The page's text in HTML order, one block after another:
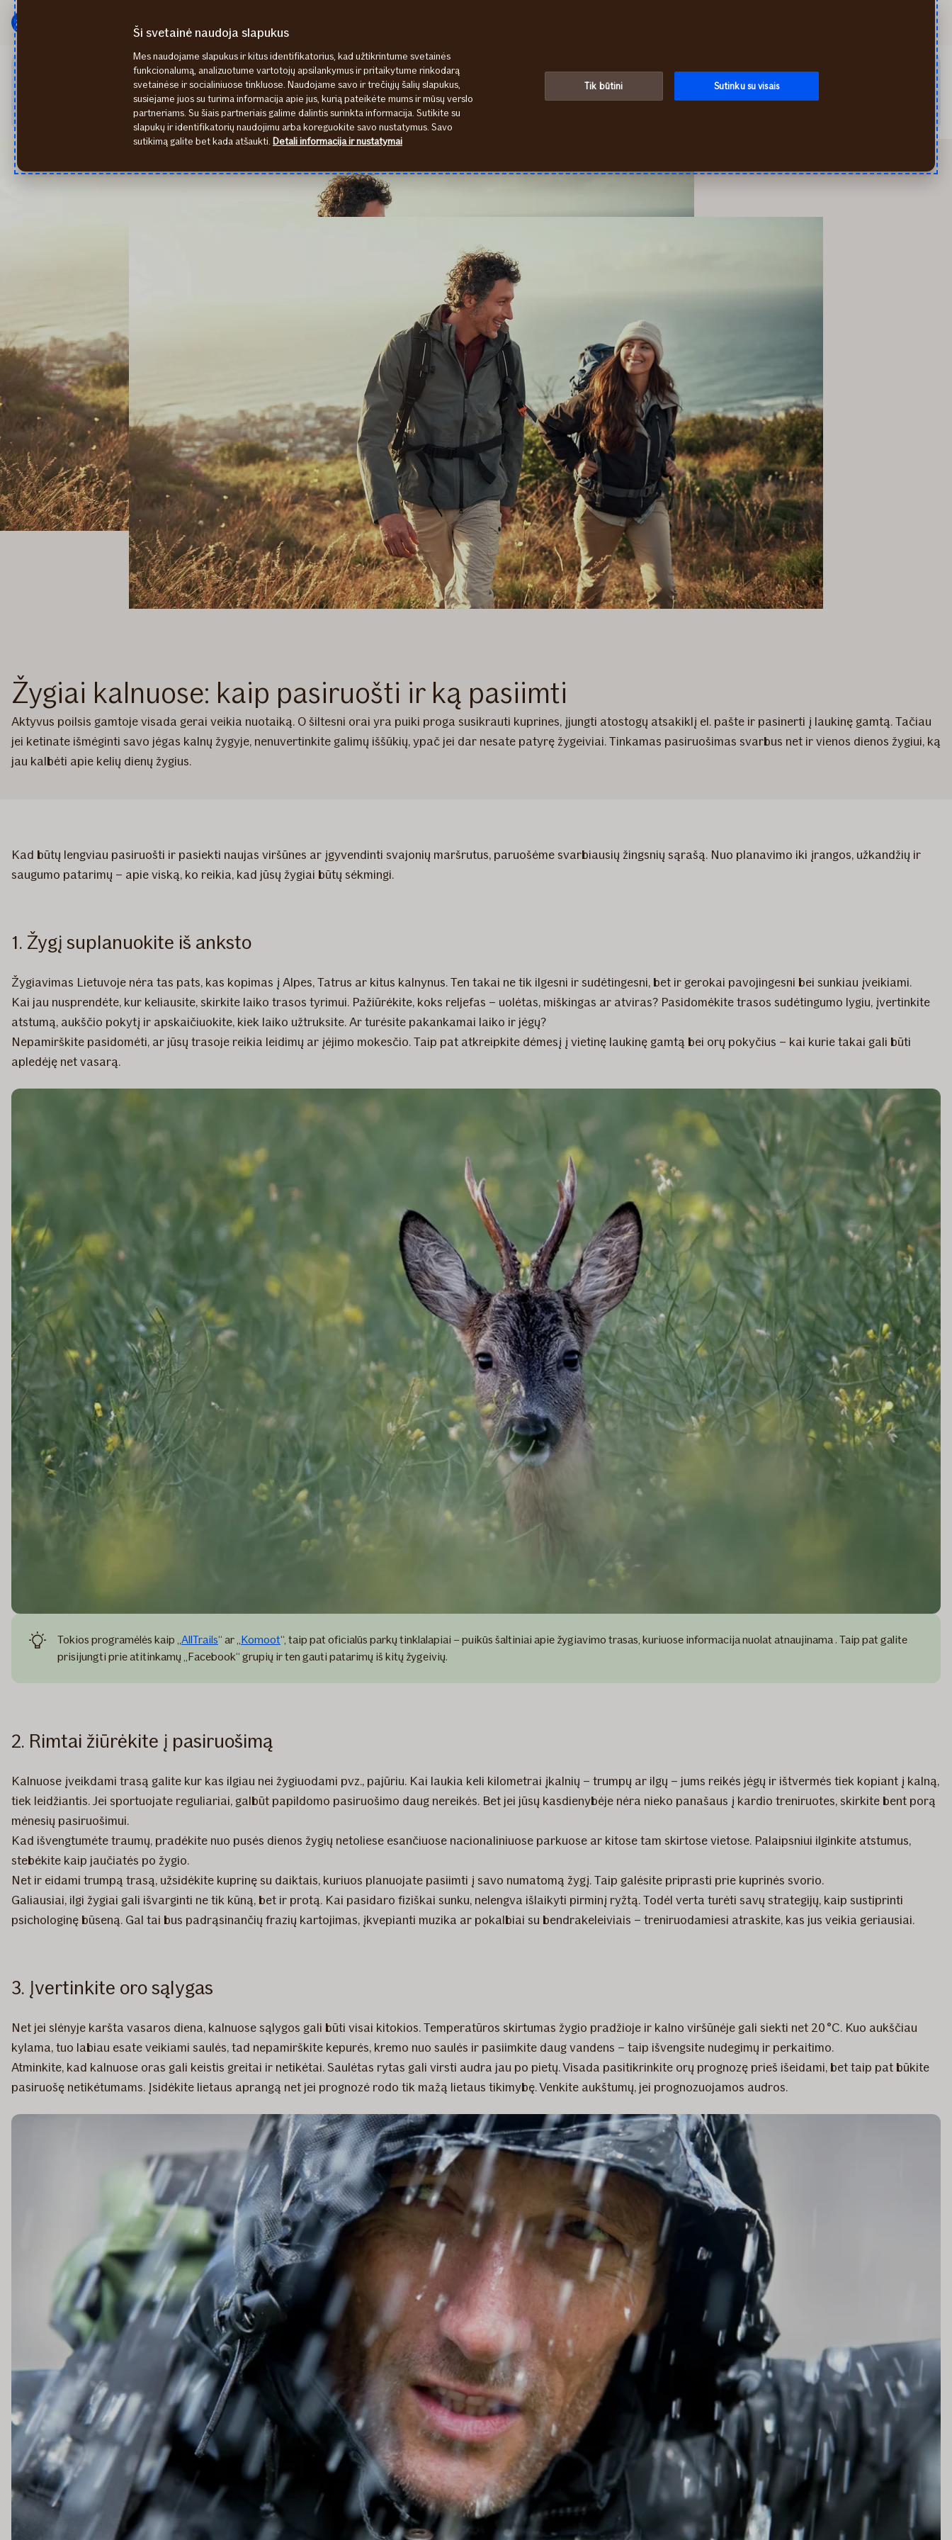
Pagrindinis
meniu
Pereiti
prie
turinio
Rugpjūčio 07 d. būsime išvykę ir negalėsime Jūsų aptarnauti biuruose bei el. paštu. Telefonu aptarnausime tik iš dalies. Įsigyti draudimą ar užregistruoti įvykį galite mūsų savitarnoje per
Mano If arba naudojantis mobilia aplikacija "If Mobile". Jeigu Jums reikia pagalbos kelyje ar namuose, skambinkite telefonu: +370 5 210 8800. Draudimo, mokėjimo ar kitais klausimais
draudimas@if.lt– pirmadienį būtinai su Jumis susisieksime. Apgailestaujame dėl laikinų nepatogumų.
Žygiai kalnuose: kaip pasiruošti ir ką pasiimti
Aktyvus poilsis gamtoje visada gerai veikia nuotaiką. O šiltesni orai yra puiki proga susikrauti kuprines, įjungti atostogų atsakiklį el. pašte ir pasinerti į laukinę gamtą. Tačiau
jei ketinate išmėginti savo jėgas kalnų žygyje, nenuvertinkite galimų iššūkių, ypač jei dar nesate patyrę žygeiviai. Tinkamas pasiruošimas svarbus net ir vienos dienos žygiui, ką
jau kalbėti apie kelių dienų žygius.
Kad būtų lengviau pasiruošti ir pasiekti naujas viršūnes ar įgyvendinti svajonių maršrutus, paruošėme svarbiausių žingsnių sąrašą. Nuo planavimo iki įrangos, užkandžių ir
saugumo patarimų – apie viską, ko reikia, kad jūsų žygiai būtų sėkmingi.
1. Žygį suplanuokite iš anksto
Žygiavimas Lietuvoje nėra tas pats, kas kopimas į Alpes, Tatrus ar kitus kalnynus. Ten takai ne tik ilgesni ir sudėtingesni, bet ir gerokai pavojingesni bei sunkiau įveikiami.
Kai jau nusprendėte, kur keliausite, skirkite laiko trasos tyrimui. Pažiūrėkite, koks reljefas – uolėtas, miškingas ar atviras? Pasidomėkite trasos sudėtingumo lygiu, įvertinkite
atstumą, aukščio pokytį ir apskaičiuokite, kiek laiko užtruksite. Ar turėsite pakankamai laiko ir jėgų?
Nepamirškite pasidomėti, ar jūsų trasoje reikia leidimų ar įėjimo mokesčio. Taip pat atkreipkite dėmesį į vietinę laukinę gamtą bei orų pokyčius – kai kurie takai gali būti
apledėję net vasarą.
Tokios programėlės kaip „AllTrails“ ar „Komoot“, taip pat oficialūs parkų tinklalapiai – puikūs šaltiniai apie žygiavimo trasas, kuriuose informacija nuolat atnaujinama . Taip pat galite
prisijungti prie atitinkamų „Facebook“ grupių ir ten gauti patarimų iš kitų žygeivių.
2. Rimtai žiūrėkite į pasiruošimą
Kalnuose įveikdami trasą galite kur kas ilgiau nei žygiuodami pvz., pajūriu. Kai laukia keli kilometrai įkalnių – trumpų ar ilgų – jums reikės jėgų ir ištvermės tiek kopiant į kalną,
tiek leidžiantis. Jei sportuojate reguliariai, galbūt papildomo pasiruošimo daug nereikės. Bet jei jūsų kasdienybėje nėra nieko panašaus į kardio treniruotes, skirkite bent porą
mėnesių pasiruošimui.
Kad išvengtumėte traumų, pradėkite nuo pusės dienos žygių netoliese esančiuose nacionaliniuose parkuose ar kitose tam skirtose vietose. Palaipsniui ilginkite atstumus,
stebėkite kaip jaučiatės po žygio.
Net ir eidami trumpą trasą, užsidėkite kuprinę su daiktais, kuriuos planuojate pasiimti į savo numatomą žygį. Taip galėsite priprasti prie kuprinės svorio.
Galiausiai, ilgi žygiai gali išvarginti ne tik kūną, bet ir protą. Kai pasidaro fiziškai sunku, nelengva išlaikyti pirminį ryžtą. Todėl verta turėti savų strategijų, kaip sustiprinti
psichologinę būseną. Gal tai bus padrąsinančių frazių kartojimas, įkvepianti muzika ar pokalbiai su bendrakeleiviais – treniruodamiesi atraskite, kas jus veikia geriausiai.
3. Įvertinkite oro sąlygas
Net jei slėnyje karšta vasaros diena, kalnuose sąlygos gali būti visai kitokios. Temperatūros skirtumas žygio pradžioje ir kalno viršūnėje gali siekti net 20 °C. Kuo aukščiau
kylama, tuo labiau esate veikiami saulės, tad nepamirškite kepurės, kremo nuo saulės ir pasiimkite daug vandens – taip išvengsite nudegimų ir perkaitimo.
Atminkite, kad kalnuose oras gali keistis greitai ir netikėtai. Saulėtas rytas gali virsti audra jau po pietų. Visada pasitikrinkite orų prognozę prieš išeidami, bet taip pat būkite
pasiruošę netikėtumams. Įsidėkite lietaus aprangą net jei prognozė rodo tik mažą lietaus tikimybę. Venkite aukštumų, jei prognozuojamos audros.
Ši svetainė naudoja slapukus
Mes naudojame slapukus ir kitus identifikatorius, kad užtikrintume svetainės
funkcionalumą, analizuotume vartotojų apsilankymus ir pritaikytume rinkodarą
svetainėse ir socialiniuose tinkluose. Naudojame savo ir trečiųjų šalių slapukus,
susiejame juos su turima informacija apie jus, kurią pateikėte mums ir mūsų verslo
partneriams. Su šiais partneriais galime dalintis surinkta informacija. Sutikite su
slapukų ir identifikatorių naudojimu arba koreguokite savo nustatymus. Savo
sutikimą galite bet kada atšaukti. Detali informacija ir nustatymai
Tik būtini Sutinku su visais